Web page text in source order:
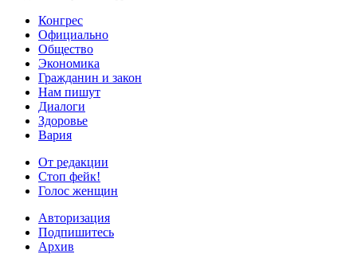
Конгрес
Официально
Общество
Экономика
Гражданин и закон
Нам пишут
Диалоги
Здоровье
Вария
От редакции
Стоп фейк!
Голос женщин
Авторизация
Подпишитесь
Архив